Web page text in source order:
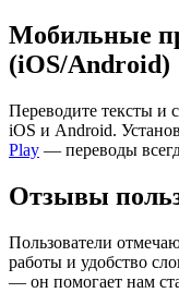
Мобильные
(iOS/Android)
Переводите тексты и
iOS и Android.
Play — переводы
Отзывы
Пользователи
работы и удобство
— он помогает нам